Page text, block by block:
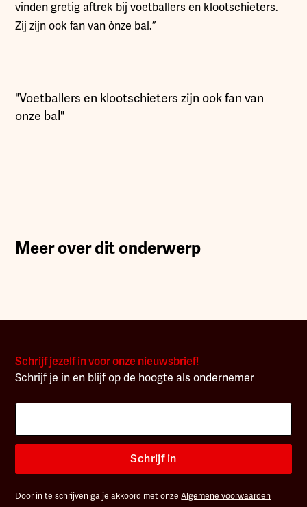
vinden gretig aftrek bij voetballers en klootschieters.
Zij zijn ook fan van ònze bal.”
"Voetballers en klootschieters zijn ook fan van
onze bal"
Meer over dit onderwerp
Schrijf jezelf in voor onze nieuwsbrief!
Schrijf je in en blijf op de hoogte als ondernemer
Schrijf in
Door in te schrijven ga je akkoord met onzeAlgemene voorwaarden